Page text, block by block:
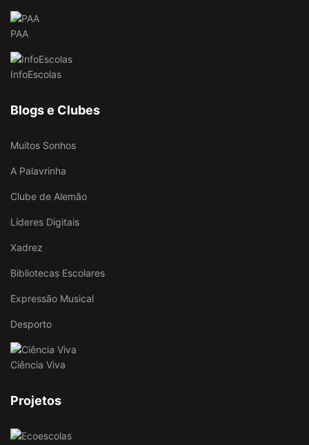
PAA
InfoEscolas
Blogs e Clubes
Muitos Sonhos
A Palavrinha
Clube de Alemão
Líderes Digitais
Xadrez
Bibliotecas Escolares
Expressão Musical
Desporto
Ciência Viva
Projetos